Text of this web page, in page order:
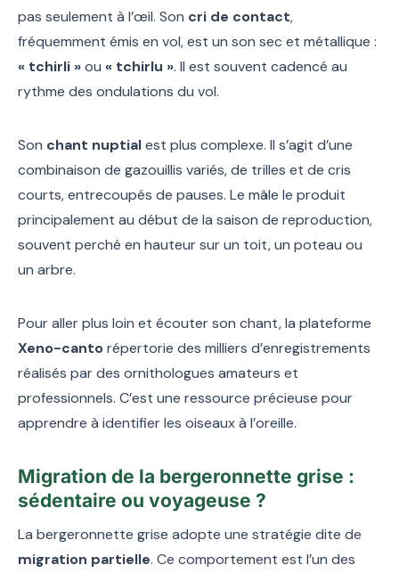
pas seulement à l’œil. Son cri de contact,
fréquemment émis en vol, est un son sec et métallique :
« tchirli »ou « tchirlu ». Il est souvent cadencé au
rythme des ondulations du vol.
Son chant nuptialest plus complexe. Il s’agit d’une
combinaison de gazouillis variés, de trilles et de cris
courts, entrecoupés de pauses. Le mâle le produit
principalement au début de la saison de reproduction,
souvent perché en hauteur sur un toit, un poteau ou
un arbre.
Pour aller plus loin et écouter son chant, la plateforme
Xeno-cantorépertorie des milliers d’enregistrements
réalisés par des ornithologues amateurs et
professionnels. C’est une ressource précieuse pour
apprendre à identifier les oiseaux à l’oreille.
Migration de la bergeronnette grise :
sédentaire ou voyageuse ?
La bergeronnette grise adopte une stratégie dite de
migration partielle. Ce comportement est l’un des